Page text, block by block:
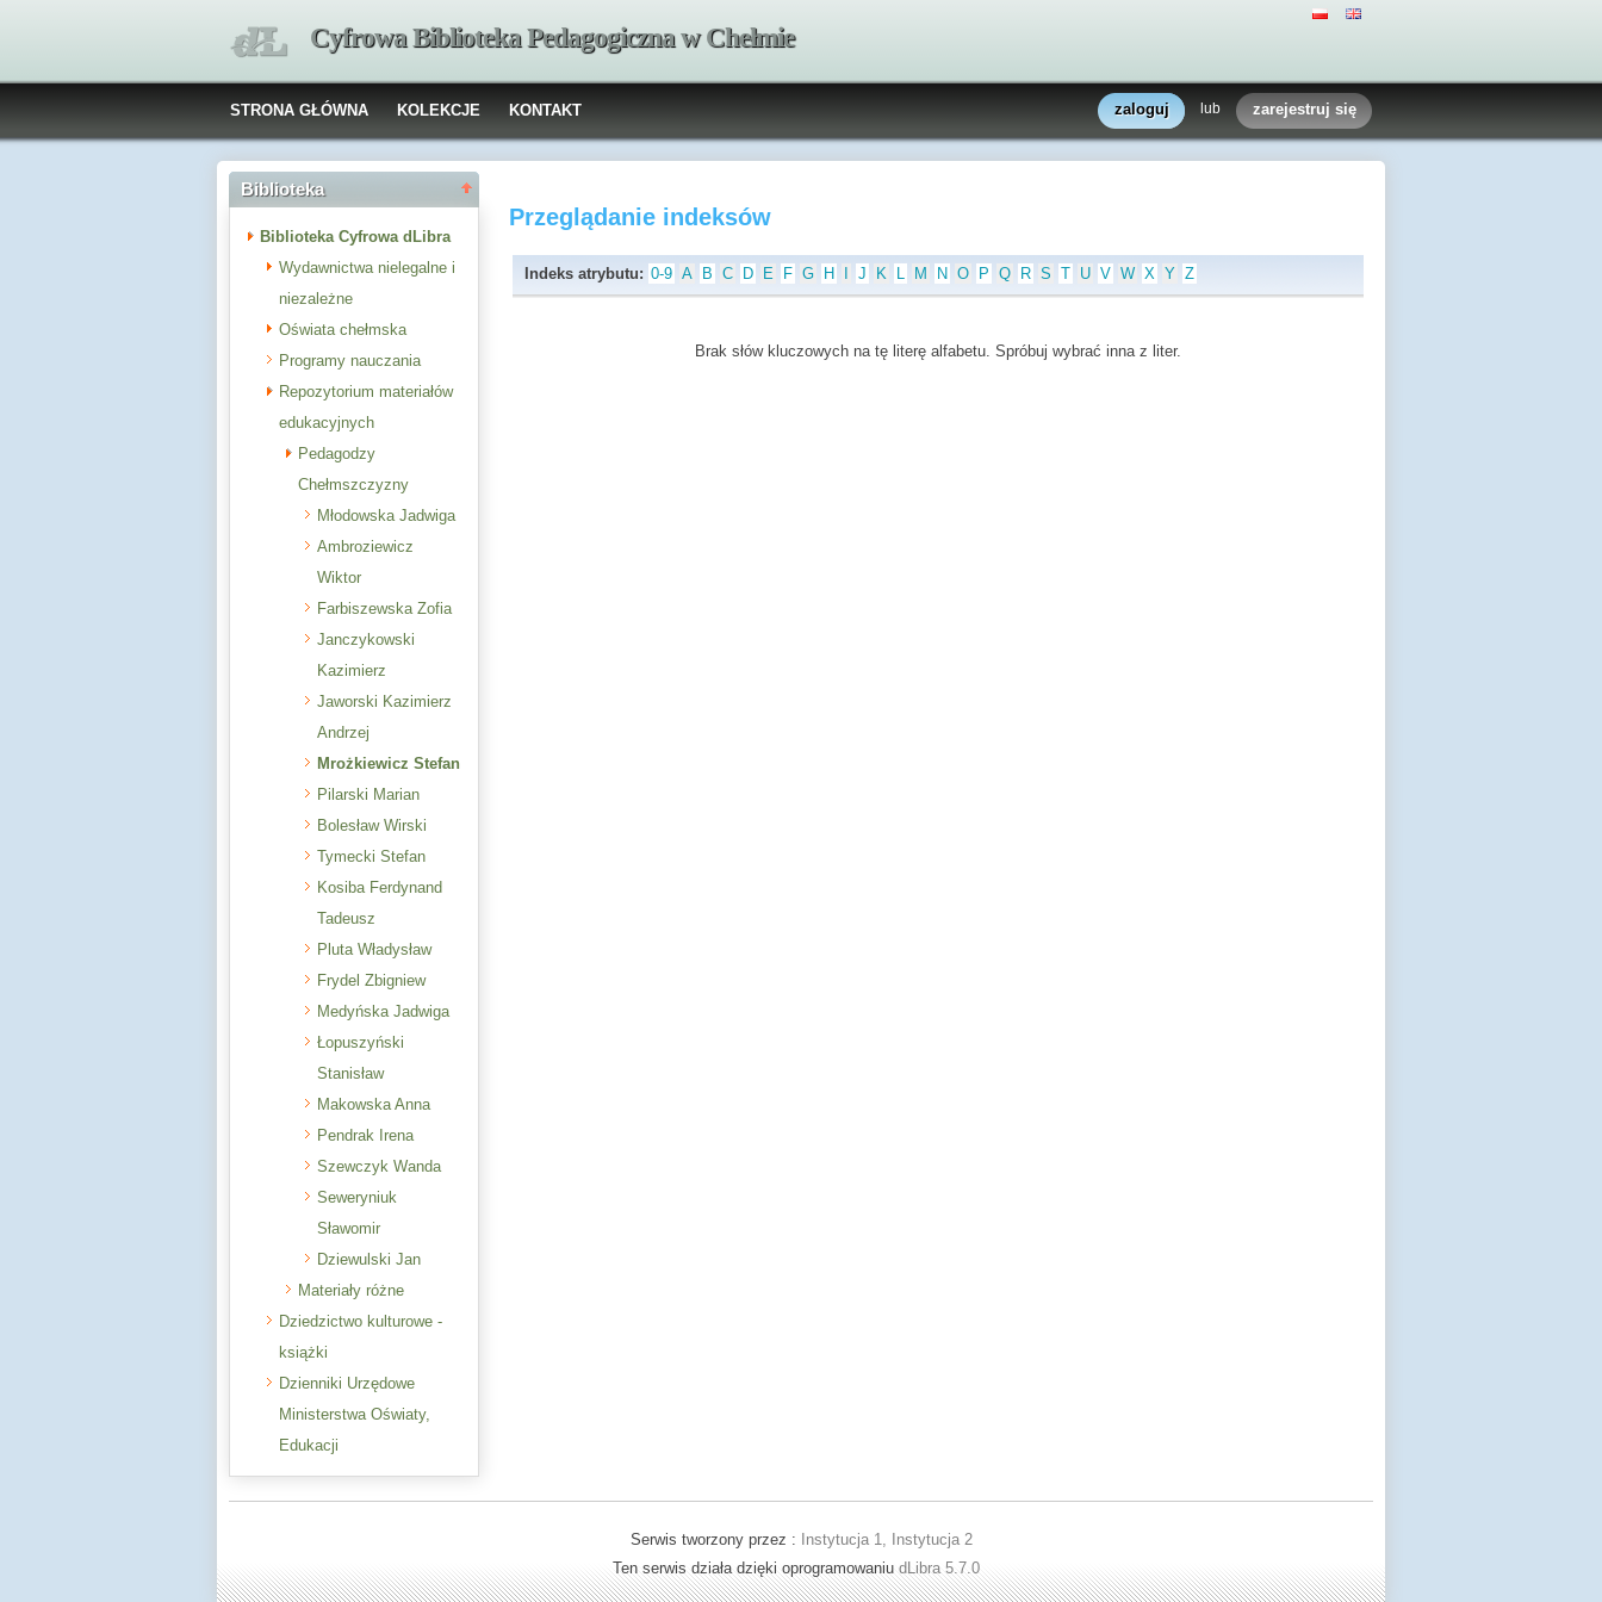
Cyfrowa Biblioteka Pedagogiczna w Chełmie
STRONA GŁÓWNA KOLEKCJE KONTAKT zaloguj lub zarejestruj się
Biblioteka
Biblioteka Cyfrowa dLibra
Wydawnictwa nielegalne i
niezależne
Oświata chełmska
Programy nauczania
Repozytorium materiałów
edukacyjnych
Pedagodzy
Chełmszczyzny
Młodowska Jadwiga
Ambroziewicz
Wiktor
Farbiszewska Zofia
Janczykowski
Kazimierz
Jaworski Kazimierz
Andrzej
Mrożkiewicz Stefan
Pilarski Marian
Bolesław Wirski
Tymecki Stefan
Kosiba Ferdynand
Tadeusz
Pluta Władysław
Frydel Zbigniew
Medyńska Jadwiga
Łopuszyński
Stanisław
Makowska Anna
Pendrak Irena
Szewczyk Wanda
Seweryniuk
Sławomir
Dziewulski Jan
Materiały różne
Dziedzictwo kulturowe -
książki
Dzienniki Urzędowe
Ministerstwa Oświaty,
Edukacji
Przeglądanie indeksów
Indeks atrybutu: 0-9 A B C D E F G H J K L M N O P Q R S T U V W X Y Z
Brak słów kluczowych na tę literę alfabetu. Spróbuj wybrać inna z liter.
Serwis tworzony przez :
Instytucja 1, Instytucja 2
Ten serwis działa dzięki oprogramowaniu dLibra 5.7.0